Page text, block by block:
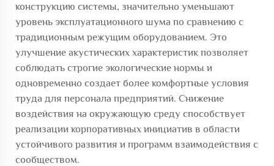
конструкцию системы, значительно уменьшают
уровень эксплуатационного шума по сравнению с
традиционным режущим оборудованием. Это
улучшение акустических характеристик позволяет
соблюдать строгие экологические нормы и
одновременно создает более комфортные условия
труда для персонала предприятий. Снижение
воздействия на окружающую среду способствует
реализации корпоративных инициатив в области
устойчивого развития и программ взаимодействия с
сообществом.